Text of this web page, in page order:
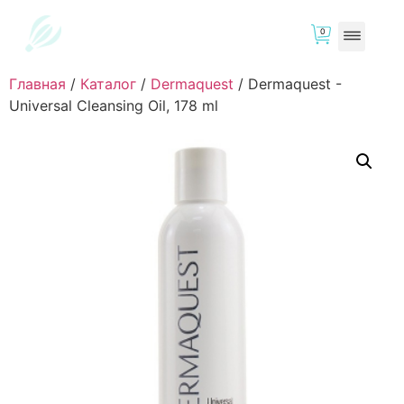
0
Главная / Каталог / Dermaquest / Dermaquest -
Universal Cleansing Oil, 178 ml